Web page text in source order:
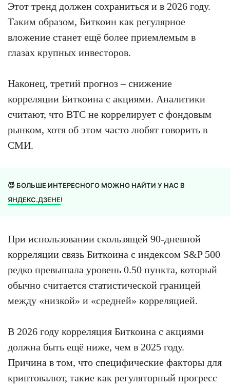
Этот тренд должен сохраниться и в 2026 году.
Таким образом, Биткоин как регулярное
вложение станет ещё более приемлемым в
глазах крупных инвесторов.
Наконец, третий прогноз – снижение
корреляции Биткоина с акциями. Аналитики
считают, что BTC не коррелирует с фондовым
рынком, хотя об этом часто любят говорить в
СМИ.
😈 БОЛЬШЕ ИНТЕРЕСНОГО МОЖНО НАЙТИ У НАС В
ЯНДЕКС.ДЗЕНЕ!
При использовании скользящей 90-дневной
корреляции связь Биткоина с индексом S&P 500
редко превышала уровень 0.50 пункта, который
обычно считается статистической границей
между «низкой» и «средней» корреляцией.
В 2026 году корреляция Биткоина с акциями
должна быть ещё ниже, чем в 2025 году.
Причина в том, что специфические факторы для
криптовалют, такие как регуляторный прогресс